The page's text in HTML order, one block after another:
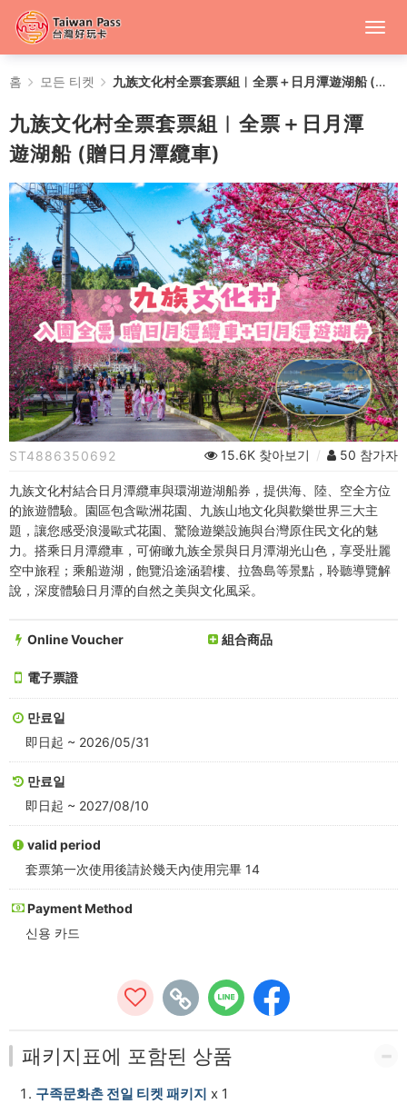
九
族
文
化
村
全
票
套
票
組
︱
全
票
＋
日
潭
遊
湖
船
(贈
日
月
潭
纜
CT-
PASS
홈 모든 티켓 九族文化村全票套票組︱全票＋日月潭遊湖船 (贈日月潭纜車)
九族文化村全票套票組︱全票＋日月潭
遊湖船 (贈日月潭纜車)
ST4886350692 15.6K 찾아보기 / 50 참가자
九族文化村結合日月潭纜車與環湖遊湖船券，提供海、陸、空全方位
的旅遊體驗。園區包含歐洲花園、九族山地文化與歡樂世界三大主
題，讓您感受浪漫歐式花園、驚險遊樂設施與台灣原住民文化的魅
力。搭乘日月潭纜車，可俯瞰九族全景與日月潭湖光山色，享受壯麗
空中旅程；乘船遊湖，飽覽沿途涵碧樓、拉魯島等景點，聆聽導覽解
說，深度體驗日月潭的自然之美與文化風采。
Online Voucher 組合商品
電子票證
만료일
即日起 ~ 2026/05/31
만료일
即日起 ~ 2027/08/10
valid period
套票第一次使用後請於幾天內使用完畢 14
Payment Method
신용 카드
패키지표에 포함된 상품
구족문화촌 전일 티켓 패키지 x 1